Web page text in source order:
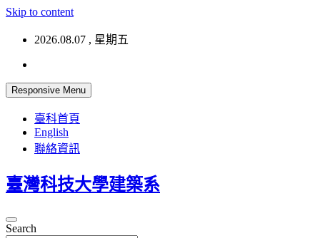
Skip to content
2026.08.07 , 星期五
Responsive Menu
臺科首頁
English
聯絡資訊
臺灣科技大學建築系
Search